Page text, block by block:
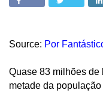
Source: Por
Quase 83 milhões
metade da